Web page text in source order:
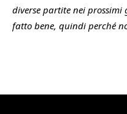
diverse partite nei
fatto bene, quindi perché